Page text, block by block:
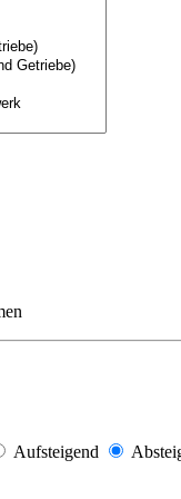
Aufsteigend